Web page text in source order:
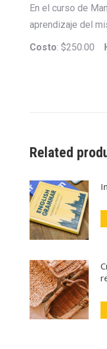
En el curso de
aprendizaje del
Costo: $250.00
Related